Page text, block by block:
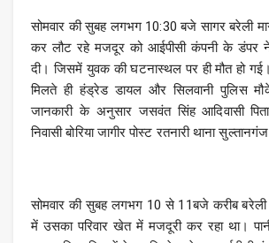
सोमवार की सुबह लगभग 10:30 बजे सागर बरेली
कर लौट रहे मजदूर को आईपीसी कंपनी के डंपर
दी। जिसमें युवक की घटनास्थल पर ही मौत हो
मिलते ही हंड्रेड डायल और सिलवानी पुलिस
जानकारी के अनुसार जसवंत सिंह आदिवासी
निवासी बोरिया जागीर पोस्ट रतनारी थाना सुल्तानगंज
सोमवार की सुबह लगभग 10 से 11बजे करीब
में उसका परिवार खेत में मजदूरी कर रहा था।